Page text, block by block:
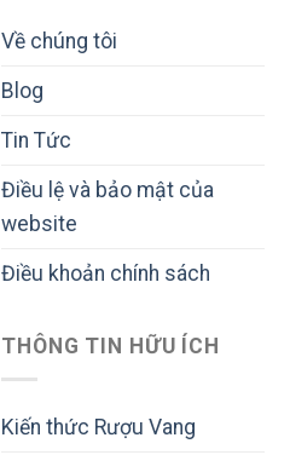
Về chúng tôi
Blog
Tin Tức
Điều lệ và bảo mật của
website
Điều khoản chính sách
THÔNG TIN HỮU ÍCH
Kiến thức Rượu Vang